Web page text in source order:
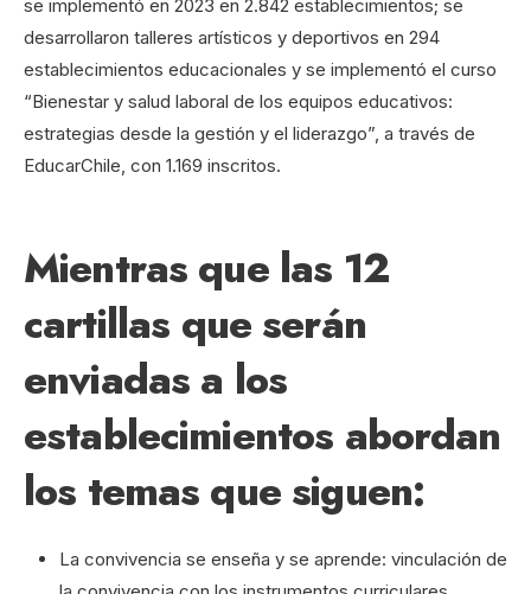
se implementó en 2023 en 2.842 establecimientos; se
desarrollaron talleres artísticos y deportivos en 294
establecimientos educacionales y se implementó el curso
“Bienestar y salud laboral de los equipos educativos:
estrategias desde la gestión y el liderazgo”, a través de
EducarChile, con 1.169 inscritos.
Mientras que las 12
cartillas que serán
enviadas a los
establecimientos abordan
los temas que siguen:
La convivencia se enseña y se aprende: vinculación de